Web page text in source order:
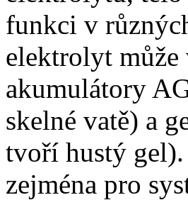
funkci v
elektrolyt
akumulátory
skelné vatě) a
tvoří hustý
zejména pro